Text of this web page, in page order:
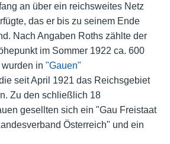
an über ein reichsweites Netz
das er bis zu seinem Ende
Nach Angaben Roths zählte der
im Sommer 1922 ca. 600
in "Gauen"
seit April 1921 das Reichsgebiet
Zu den schließlich 18
gesellten sich ein "Gau Freistaat
Österreich" und ein